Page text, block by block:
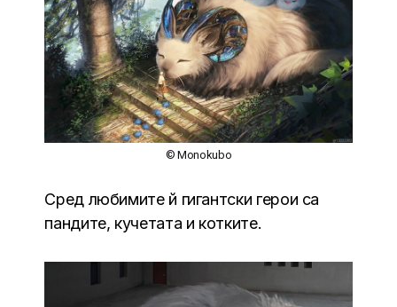
© Monokubo
Сред любимите й гигантски герои са
пандите, кучетата и котките.